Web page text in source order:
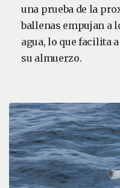
una prueba de la
ballenas empujan a
agua, lo que facilita
su almuerzo.